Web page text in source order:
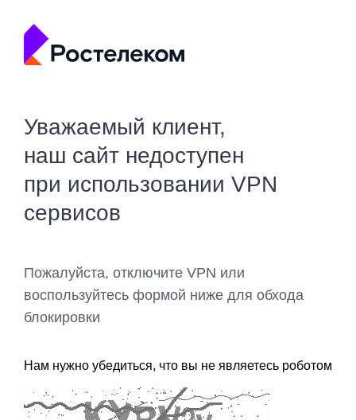
Уважаемый клиент,
наш сайт недоступен
при использовании VPN
сервисов
Пожалуйста, отключите VPN или
воспользуйтесь формой ниже для обхода
блокировки
Нам нужно убедиться, что вы не являетесь роботом